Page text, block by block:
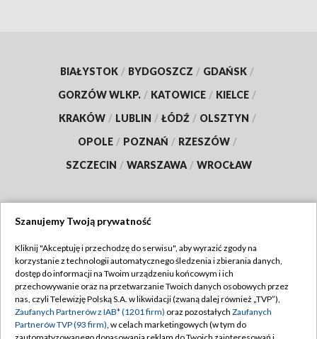
BIAŁYSTOK / BYDGOSZCZ / GDAŃSK /
GORZÓW WLKP. / KATOWICE / KIELCE /
KRAKÓW / LUBLIN / ŁÓDŹ / OLSZTYN /
OPOLE / POZNAŃ / RZESZÓW /
SZCZECIN / WARSZAWA / WROCŁAW
TVP
Abonament TVP
Emisja w TVP
Centrum informacji TVP
Regulamin TVP
Polityka prywatności
Moje zgody
Szanujemy Twoją prywatność
Kliknij "Akceptuję i przechodzę do serwisu", aby wyrazić zgody na
korzystanie z technologii automatycznego śledzenia i zbierania danych,
dostęp do informacji na Twoim urządzeniu końcowym i ich
przechowywanie oraz na przetwarzanie Twoich danych osobowych przez
nas, czyli Telewizję Polską S.A. w likwidacji (zwaną dalej również „TVP”),
Zaufanych Partnerów z IAB* (1201 firm) oraz pozostałych Zaufanych
Partnerów TVP (93 firm), w celach marketingowych (w tym do